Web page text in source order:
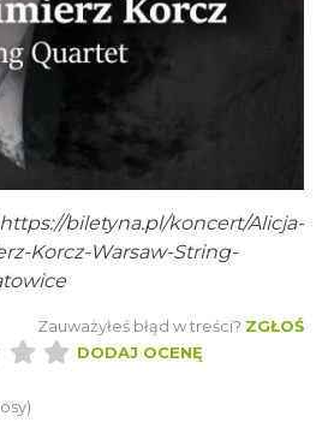
Trasa 2026
https://biletyna.pl/koncert/Alicja-
Korcz-Warsaw-String-
Zauważyłeś błąd w treści? ZGŁOŚ
DODAJ OCENĘ